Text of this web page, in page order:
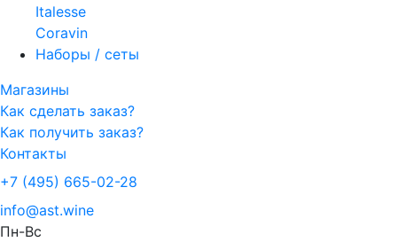
Italesse
Coravin
Наборы / сеты
Магазины
Как сделать заказ?
Как получить заказ?
Контакты
+7 (495) 665-02-28
info@ast.wine
Пн-Вс